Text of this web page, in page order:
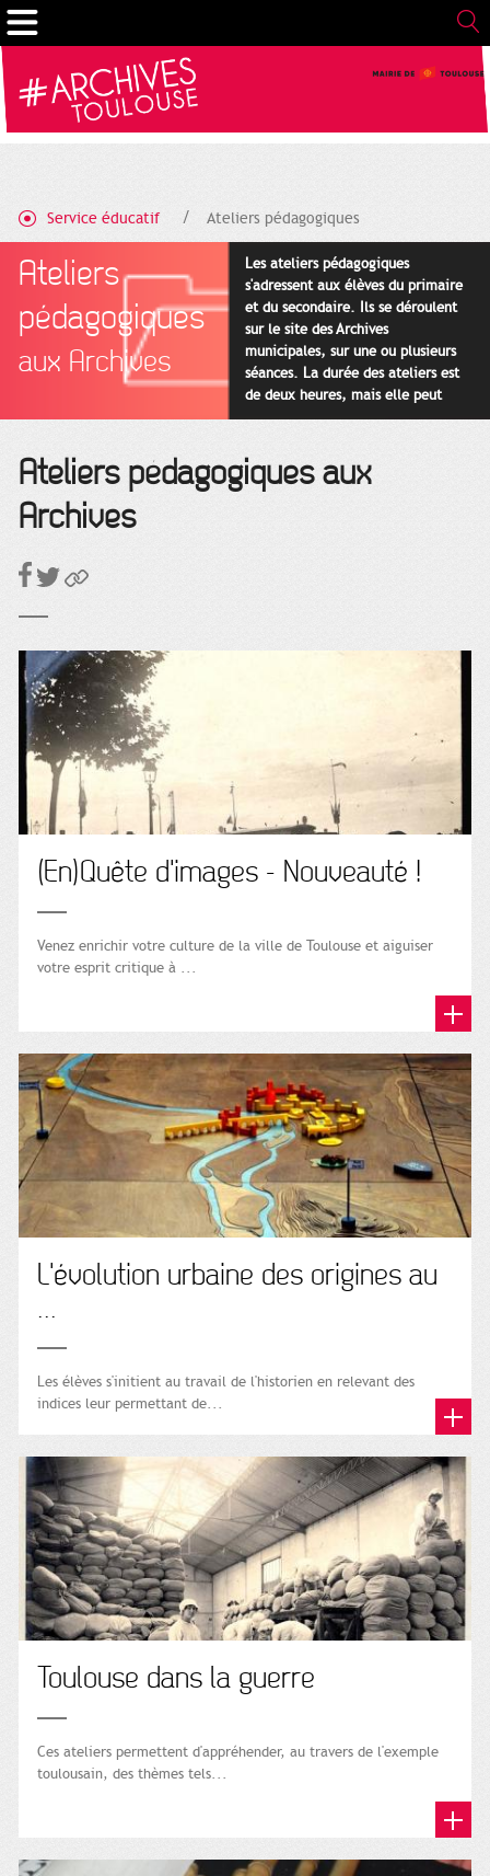
Service éducatif Ateliers pédagogiques
Ateliers
pédagogiques
aux Archives
Les ateliers pédagogiques
s'adressent aux élèves du primaire
et du secondaire. Ils se déroulent
sur le site des Archives
municipales, sur une ou plusieurs
séances. La durée des ateliers est
de deux heures, mais elle peut
être adaptée en fonction des
enseignants.
Ateliers pédagogiques aux
Archives
(En)Quête d'images - Nouveauté !
Venez enrichir votre culture de la ville de Toulouse et aiguiser
votre esprit critique à ...
L'évolution urbaine des origines au
...
Les élèves s'initient au travail de l'historien en relevant des
indices leur permettant de...
Toulouse dans la guerre
Ces ateliers permettent d'appréhender, au travers de l'exemple
toulousain, des thèmes tels...
Gestion de vos préférences sur les cookies